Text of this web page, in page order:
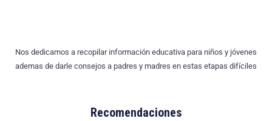
Nos dedicamos a recopilar información educativa para niños y jóvenes
ademas de darle consejos a padres y madres en estas etapas difíciles
Recomendaciones